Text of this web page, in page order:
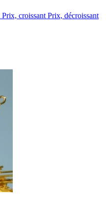
Prix, croissant Prix, décroissant